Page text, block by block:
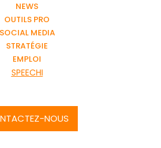
NEWS
OUTILS PRO
SOCIAL MEDIA
STRATÉGIE
EMPLOI
SPEECHI
NOUS